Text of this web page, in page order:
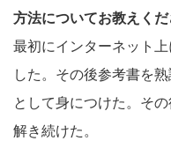
方法についてお教えくだ
最初にインターネット
した。その後参考書を
として身につけた。そ
解き続けた。